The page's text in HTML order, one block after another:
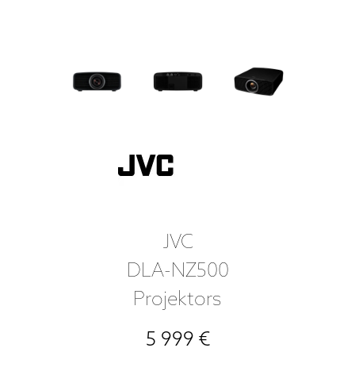
JVC
DLA-NZ500
Projektors
5 999 €